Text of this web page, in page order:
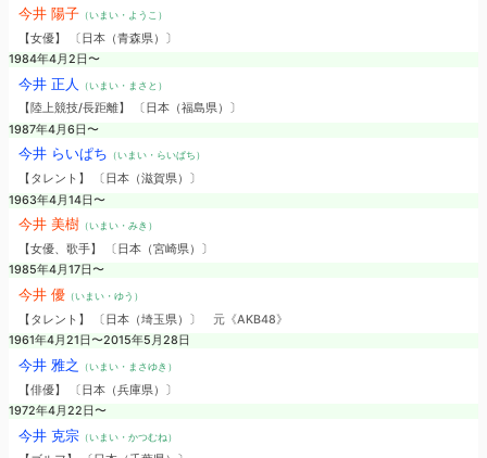
今井 陽子（いまい・ようこ）
【女優】 〔日本（青森県）〕
1984年4月2日〜
今井 正人 （いまい・まさと）
【陸上競技/長距離】 〔日本（福島県）〕
1987年4月6日〜
今井 らいぱち （いまい・らいぱち）
【タレント】 〔日本（滋賀県）〕
1963年4月14日〜
今井 美樹（いまい・みき）
【女優、歌手】 〔日本（宮崎県）〕
1985年4月17日〜
今井 優（いまい・ゆう）
【タレント】 〔日本（埼玉県）〕 元《AKB48》
1961年4月21日〜2015年5月28日
今井 雅之 （いまい・まさゆき）
【俳優】 〔日本（兵庫県）〕
1972年4月22日〜
今井 克宗（いまい・かつむね）